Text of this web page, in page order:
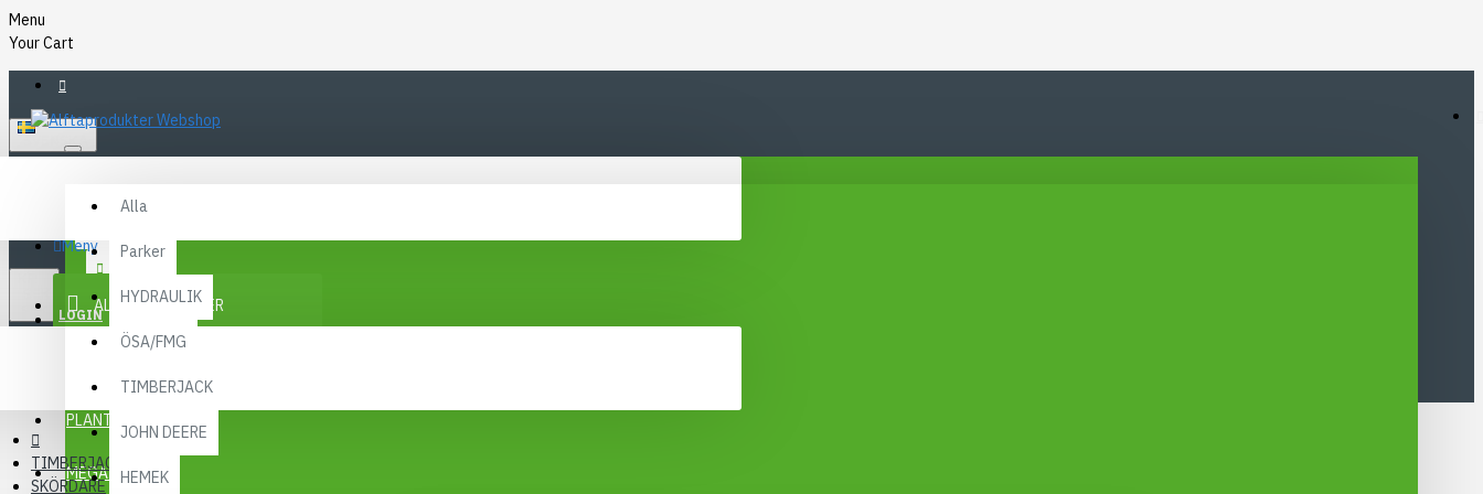
Menu
Your Cart
SEK
Alla
Parker
HYDRAULIK
ÖSA/FMG
TIMBERJACK
JOHN DEERE
HEMEK
KONTAKT
Meny
ALLA KATEGORIER
PLANTMA X
MEGA MENY
LOGIN
REGISTER
TIMBERJACK
SKÖRDARE